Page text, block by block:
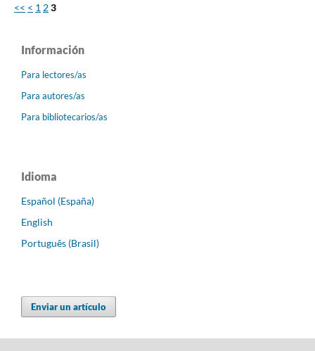
<< < 1 23
Información
Para lectores/as
Para autores/as
Para bibliotecarios/as
Idioma
Español (España)
English
Português (Brasil)
Enviar un artículo